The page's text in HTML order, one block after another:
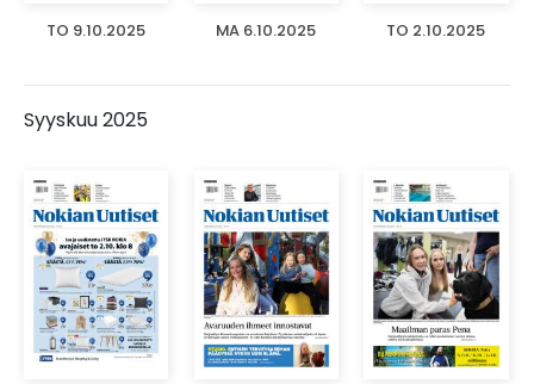
TO 9.10.2025 MA 6.10.2025 TO 2.10.2025
Syyskuu 2025